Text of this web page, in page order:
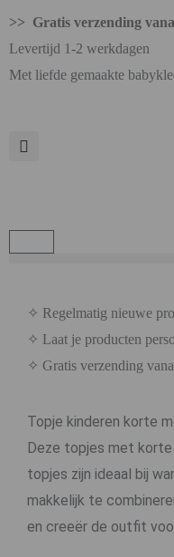
>> Gratis verzending
Levertijd 1-2 werkdagen
Met liefde gemaakte
✧ Regelmatig nieuwe
✧ Laat je producten
✧ Gratis verzending
Topje kinderen korte
Deze topjes met korte
topjes zijn ideaal bij
makkelijk te
en creeër de outfit